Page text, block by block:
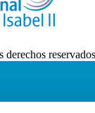
reservados